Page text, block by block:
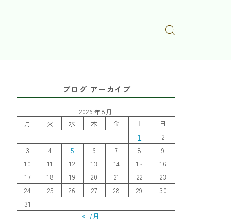
ブログ アーカイブ
2026年8月
月
火 水 木 金 土
日
1
2
3
4 5 6 7 8
9
10
11 12 13 14 15
16
17
18 19 20 21 22
23
24
25 26 27 28 29
30
31
« 7月